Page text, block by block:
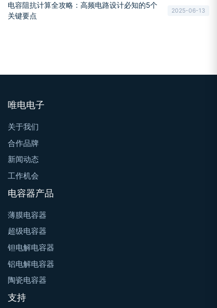
电容阻抗计算全攻略：高频电路设计必知的5个
关键要点
2025-06-13
唯电电子
关于我们
合作品牌
新闻动态
工作机会
电容器产品
薄膜电容器
超级电容器
钽电解电容器
铝电解电容器
陶瓷电容器
支持